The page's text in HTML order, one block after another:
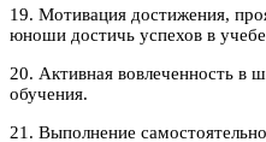
19. Мотивация достижения,
юноши достичь успехов в
20. Активная вовлеченность в
обучения.
21. Выполнение